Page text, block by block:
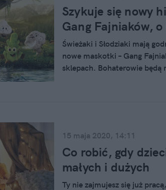
Szykuje się nowy
Gang Fajniaków,
Świeżaki i Słodziaki mają
nowe maskotki – Gang
sklepach. Bohaterowie będą
15 maja 2020, 14:11
Co robić, gdy
małych i dużych
Ty nie zajmujesz się już